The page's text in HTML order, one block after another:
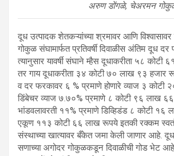
अरुण डोंगळे, चेअरमन
दूध उत्पादक शेतकऱ्यांच्या श्रमावर आणि
गोकुळ संघामार्फत प्रतिवर्षी दिवाळीस अंतिम दूध
त्यानुसार यावर्षी संघाने म्हैस दूधाकरीता ५८
तर गाय दूधाकरीता ३४ कोटी ७० लाख ९३
व दर फरकावर ६ % प्रमाणे होणारे व्याज ३ कोटी
डिंबेचर व्याज ७.७०% प्रमाणे ८ कोटी ९६ लाख
भांडवलावरती ११% प्रमाणे डिव्हिडंड ८ कोटी
एकूण ११३ कोटी ६६ लाख रूपये इतकी रक्कम
संस्थाच्या खात्यावर बँकेत जमा केली जाणार आहे.
सणाच्या अगोदर गोकुळकडून दिवाळीची गोड भेट